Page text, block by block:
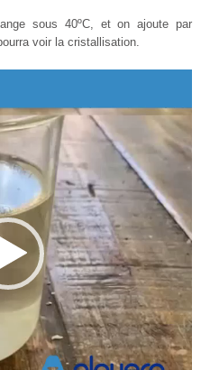
sous 40ºC, et on ajoute par
voir la cristallisation.